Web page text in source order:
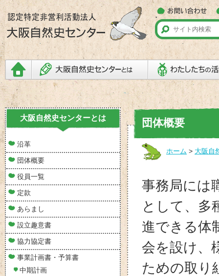
大阪自然史センターとは
沿革
団体概要
役員一覧
定款
あらまし
設立趣意書
協力協定書
事業計画書・予算書
中期計画
団体概要
ホーム > 大阪自
事務局には
として、多
進できる体
会を設け、
ための取り